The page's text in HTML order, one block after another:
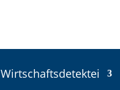
Wirtschaftsdetektei